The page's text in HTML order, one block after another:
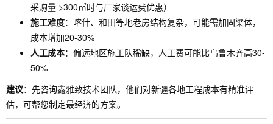
采购量 >300㎡时与厂家谈运费优惠）
施工难度：喀什、和田等地老房结构复杂，可能需加固梁体，
成本增加20-30%
人工成本：偏远地区施工队稀缺，人工费可能比乌鲁木齐高30-
50%
建议：先咨询鑫雅致技术团队，他们对新疆各地工程成本有精准评
估，可帮您制定最经济的方案。